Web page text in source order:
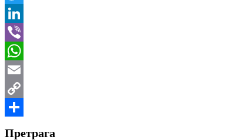
Twitter
LinkedIn
Viber
WhatsApp
Email
Copy
Претрага